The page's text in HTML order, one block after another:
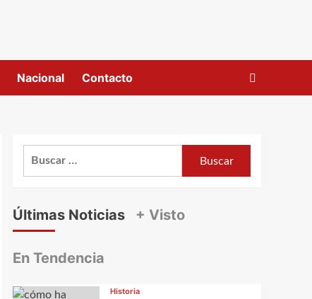
Nacional Contacto
Últimas Noticias + Visto
En Tendencia
Historia